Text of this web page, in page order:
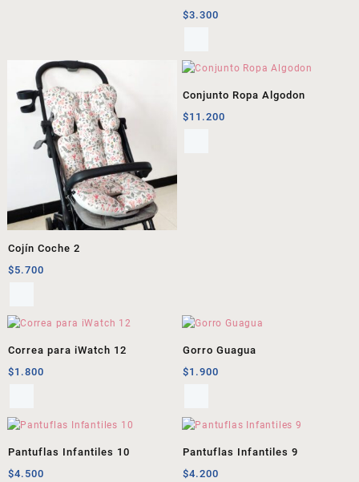
$3.300
Cojín Coche 2
$5.700
Conjunto Ropa Algodon
$11.200
Correa para iWatch 12
$1.800
Gorro Guagua
$1.900
Pantuflas Infantiles 10
$4.500
Pantuflas Infantiles 9
$4.200